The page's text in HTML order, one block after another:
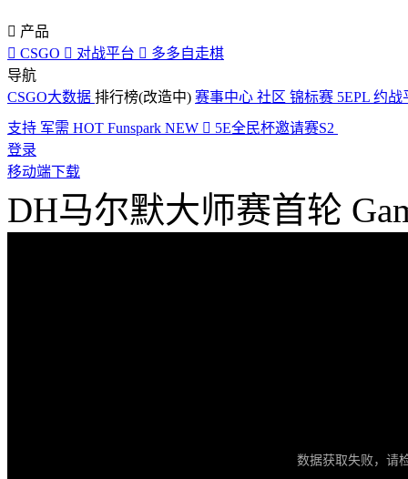
 产品
 CSGO  对战平台  多多自走棋
导航
CSGO大数据 排行榜(改造中) 赛事中心 社区 锦标赛 5EPL 约战
支持 军需 HOT Funspark NEW  5E全民杯邀请赛S2
登录
移动端下载
DH马尔默大师赛首轮
数据获取失败，请